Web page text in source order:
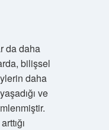
da daha
bilişsel
daha
ve